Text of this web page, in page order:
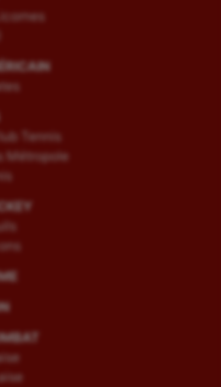
Tennis
Métropole